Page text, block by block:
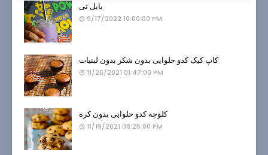
بابل تی
9/17/2022 10:00:00 PM
کاپ کیک کدو حلوایی بدون شکر بدون لبنیات
11/26/2021 01:47:00 PM
کلوچه کدو حلوایی بدون کره
11/19/2021 08:25:00 PM